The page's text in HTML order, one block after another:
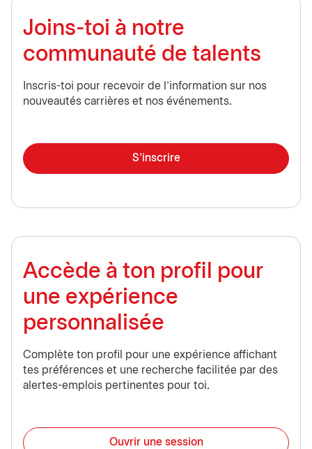
Joins-toi à notre
communauté de talents
Inscris-toi pour recevoir de l'information sur nos
nouveautés carrières et nos événements.
S'inscrire
Accède à ton profil pour
une expérience
personnalisée
Complète ton profil pour une expérience affichant
tes préférences et une recherche facilitée par des
alertes-emplois pertinentes pour toi.
Ouvrir une session